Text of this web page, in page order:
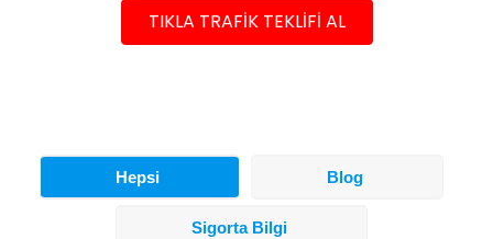
TIKLA TRAFİK TEKLİFİ AL
Hepsi Blog
Sigorta Bilgi